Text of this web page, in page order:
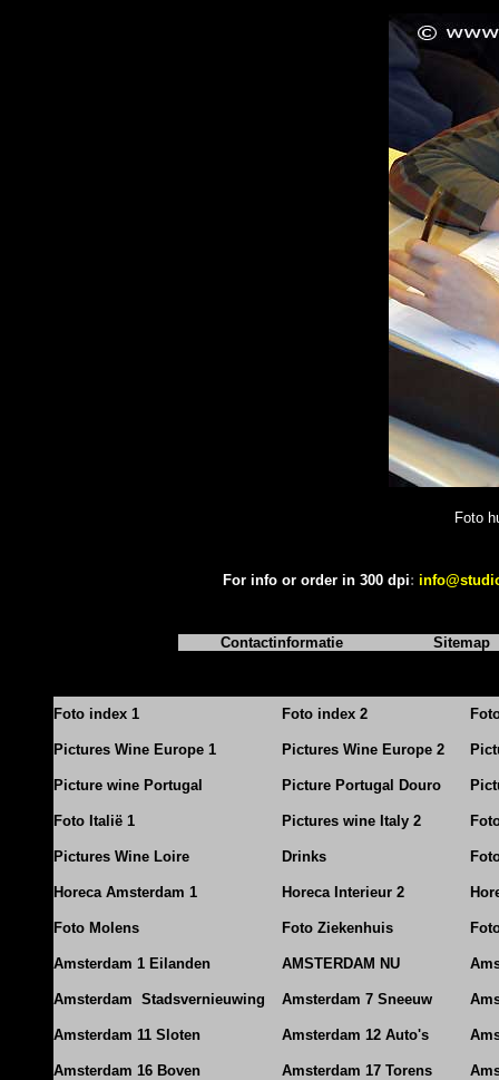
Foto
For info or order in 300 dpi:
Contactinformatie Sitemap
Foto index 1 Foto index 2
Pictures Wine Europe 1 Pictures Wine Europe 2
Picture wine Portugal Picture Portugal Douro
Foto Italië 1 Pictures wine Italy 2
Pictures Wine Loire Drinks
Horeca Amsterdam 1 Horeca Interieur 2
Foto Molens Foto Ziekenhuis
Amsterdam 1 Eilanden AMSTERDAM NU
Amsterdam Stadsvernieuwing Amsterdam 7 Sneeuw
Amsterdam 11 Sloten Amsterdam 12 Auto's
Amsterdam 16 Boven Amsterdam 17 Torens